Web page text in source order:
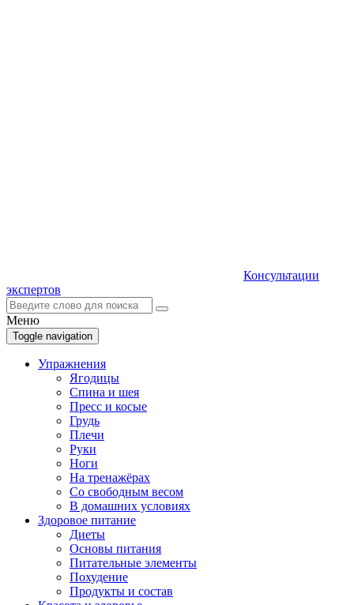
Консультации
экспертов
Меню
Toggle navigation
Упражнения
Ягодицы
Спина и шея
Пресс и косые
Грудь
Плечи
Руки
Ноги
На тренажёрах
Со свободным весом
В домашних условиях
Здоровое питание
Диеты
Основы питания
Питательные элементы
Похудение
Продукты и состав